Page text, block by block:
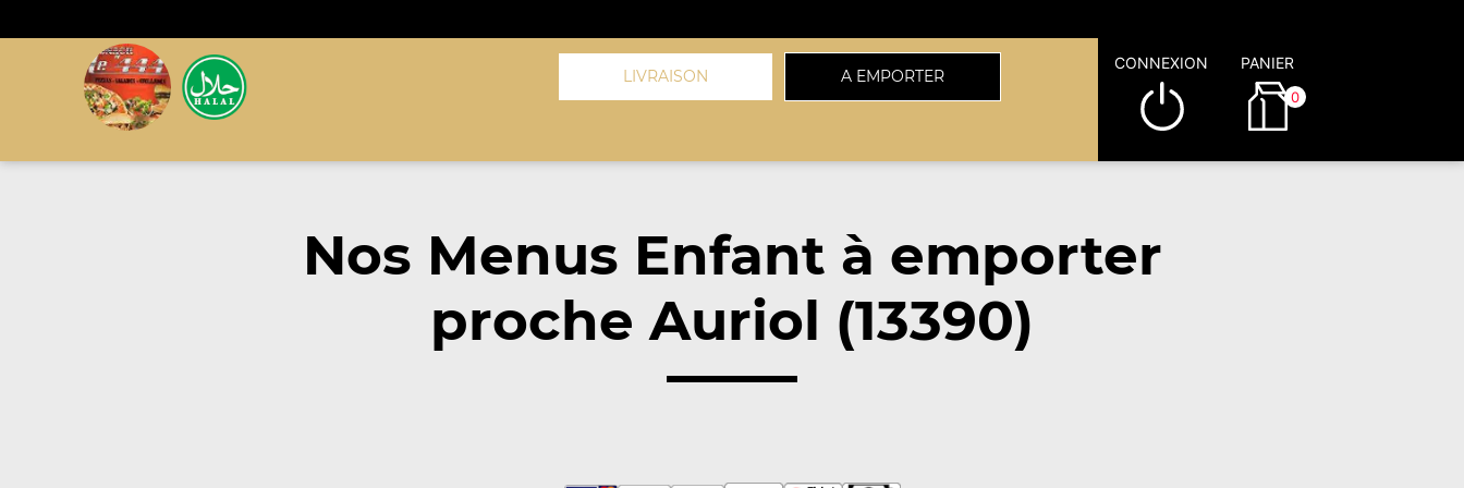
LIVRAISON A EMPORTER
CONNEXION PANIER
0
Nos Menus Enfant à emporter
proche Auriol (13390)